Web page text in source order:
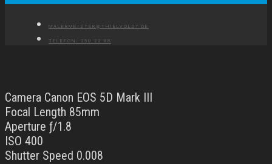
MALERMEISTER@THIELVOLDT.DE
TELEFON: 250 22 88
Camera Canon EOS 5D Mark III
Focal Length 85mm
Aperture ƒ/1.8
ISO 400
Shutter Speed 0.008